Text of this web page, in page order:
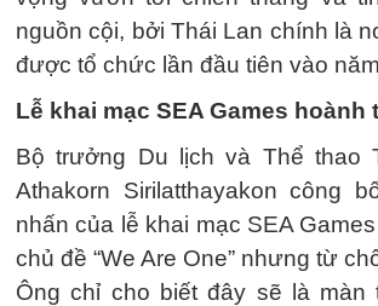
nguồn cội, bởi Thái Lan chính là
được tổ chức lần đầu tiên vào
Lễ khai mạc SEA Games hoành
Bộ trưởng Du lịch và Thể thao
Athakorn Sirilatthayakon công
nhấn của lễ khai mạc SEA
chủ đề “We Are One” nhưng từ
Ông chỉ cho biết đây sẽ là màn